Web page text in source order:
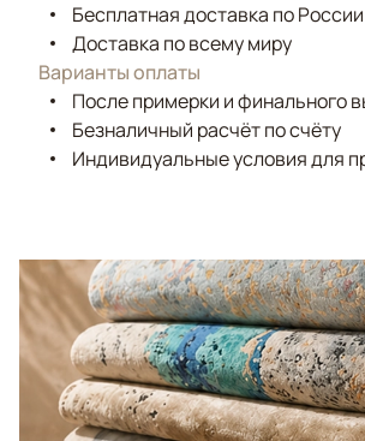
Бесплатная доставка по России
Доставка по всему миру
Варианты оплаты
После примерки и финального
Безналичный расчёт по счёту
Индивидуальные условия для